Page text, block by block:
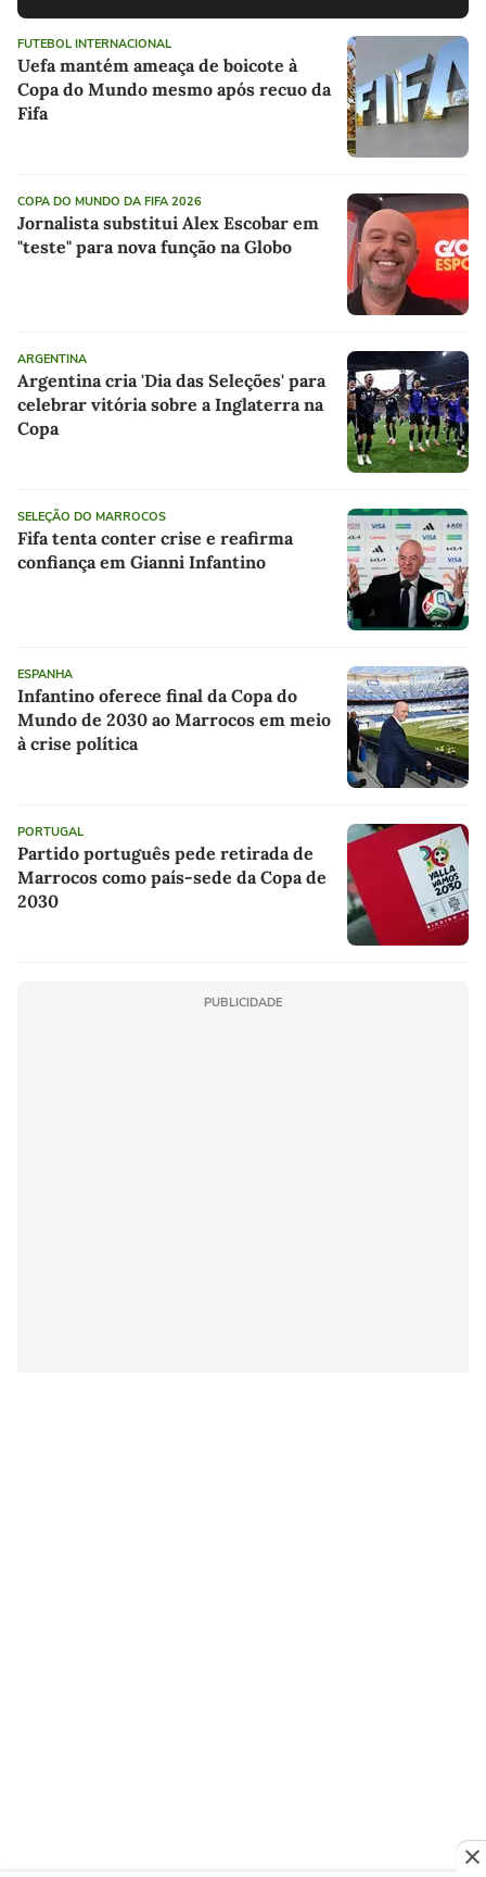
FUTEBOL INTERNACIONAL
Uefa mantém ameaça de boicote à
Copa do Mundo mesmo após recuo da
Fifa
COPA DO MUNDO DA FIFA 2026
Jornalista substitui Alex Escobar em
"teste" para nova função na Globo
ARGENTINA
Argentina cria 'Dia das Seleções' para
celebrar vitória sobre a Inglaterra na
Copa
SELEÇÃO DO MARROCOS
Fifa tenta conter crise e reafirma
confiança em Gianni Infantino
ESPANHA
Infantino oferece final da Copa do
Mundo de 2030 ao Marrocos em meio
à crise política
PORTUGAL
Partido português pede retirada de
Marrocos como país-sede da Copa de
2030
PUBLICIDADE